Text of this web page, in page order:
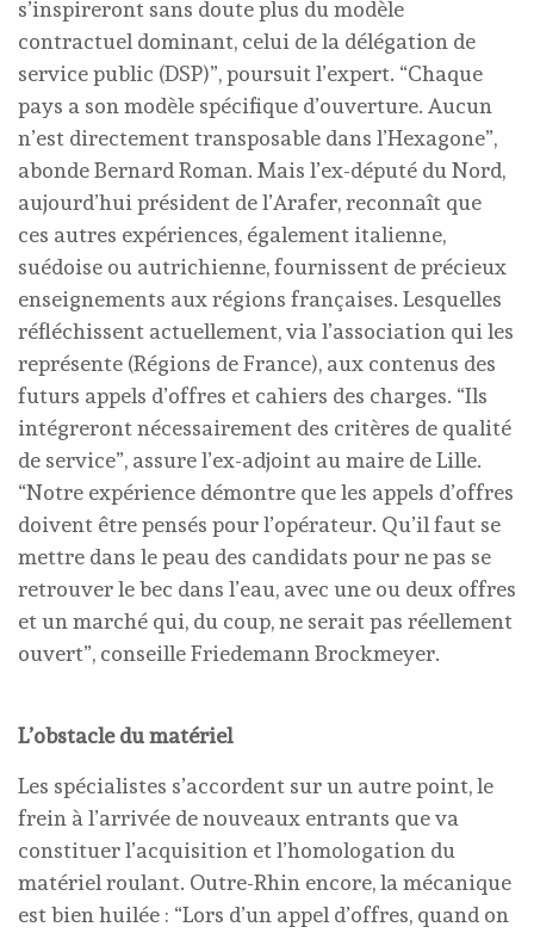
s’inspireront sans doute plus du modèle
contractuel dominant, celui de la délégation de
service public (DSP)”, poursuit l’expert. “Chaque
pays a son modèle spécifique d’ouverture. Aucun
n’est directement transposable dans l’Hexagone”,
abonde Bernard Roman. Mais l’ex-député du Nord,
aujourd’hui président de l’Arafer, reconnaît que
ces autres expériences, également italienne,
suédoise ou autrichienne, fournissent de précieux
enseignements aux régions françaises. Lesquelles
réfléchissent actuellement, via l’association qui les
représente (Régions de France), aux contenus des
futurs appels d’offres et cahiers des charges. “Ils
intégreront nécessairement des critères de qualité
de service”, assure l’ex-adjoint au maire de Lille.
“Notre expérience démontre que les appels d’offres
doivent être pensés pour l’opérateur. Qu’il faut se
mettre dans le peau des candidats pour ne pas se
retrouver le bec dans l’eau, avec une ou deux offres
et un marché qui, du coup, ne serait pas réellement
ouvert”, conseille Friedemann Brockmeyer.
L’obstacle du matériel
Les spécialistes s’accordent sur un autre point, le
frein à l’arrivée de nouveaux entrants que va
constituer l’acquisition et l’homologation du
matériel roulant. Outre-Rhin encore, la mécanique
est bien huilée : “Lors d’un appel d’offres, quand on